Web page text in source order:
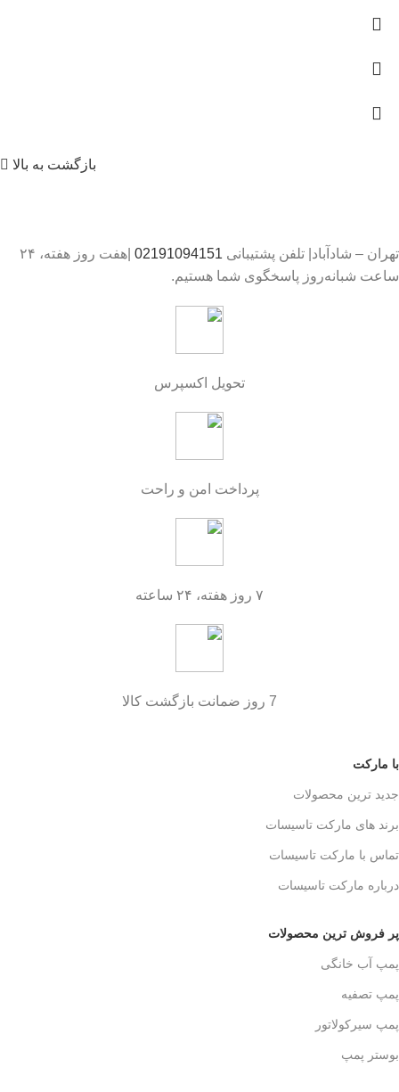
بازگشت به بالا
تهران – شادآباد| تلفن پشتیبانی 02191094151
|هفت روز هفته، ۲۴
ساعت شبانه‌روز پاسخگوی شما هستیم.
تحویل اکسپرس
پرداخت امن و راحت
۷ روز هفته، ۲۴ ساعته
7 روز ضمانت بازگشت کالا
با مارکت
جدید ترین محصولات
برند های مارکت تاسیسات
تماس با مارکت تاسیسات
درباره مارکت تاسیسات
پر فروش ترین محصولات
پمپ آب خانگی
پمپ تصفیه
پمپ سیرکولاتور
بوستر پمپ